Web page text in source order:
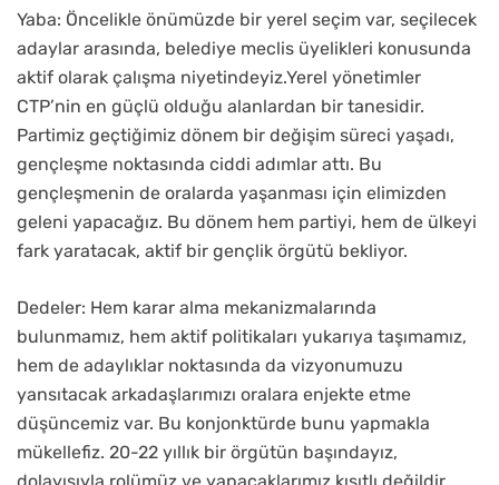
Yaba: Öncelikle önümüzde bir yerel seçim var, seçilecek
adaylar arasında, belediye meclis üyelikleri konusunda
aktif olarak çalışma niyetindeyiz.Yerel yönetimler
CTP’nin en güçlü olduğu alanlardan bir tanesidir.
Partimiz geçtiğimiz dönem bir değişim süreci yaşadı,
gençleşme noktasında ciddi adımlar attı. Bu
gençleşmenin de oralarda yaşanması için elimizden
geleni yapacağız. Bu dönem hem partiyi, hem de ülkeyi
fark yaratacak, aktif bir gençlik örgütü bekliyor.
Dedeler: Hem karar alma mekanizmalarında
bulunmamız, hem aktif politikaları yukarıya taşımamız,
hem de adaylıklar noktasında da vizyonumuzu
yansıtacak arkadaşlarımızı oralara enjekte etme
düşüncemiz var. Bu konjonktürde bunu yapmakla
mükellefiz. 20-22 yıllık bir örgütün başındayız,